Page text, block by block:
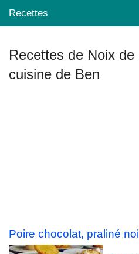
Recettes
Mes blogs préférés
Recettes de Noix
cuisine de Ben
Poire chocolat, praliné